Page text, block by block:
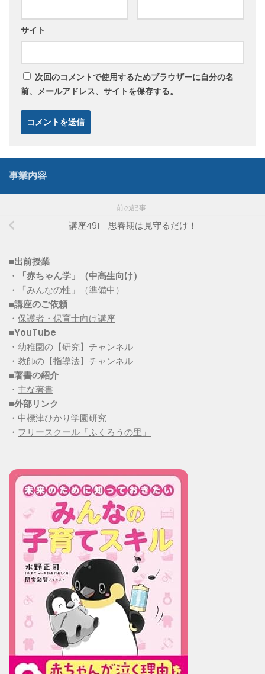
サイト
次回のコメントで使用するためブラウザーに自分の名
前、メールアドレス、サイトを保存する。
事業内容
前の記事
講座491 思春期は見守るだけ！
■出前授業
・
「赤ちゃん学」（中高生向け）
・「みんなの性」（準備中）
■講座のご依頼
・ 保護者・保育士向け講座
■YouTube
・ 幼稚園の【研究】チャンネル
・ 教師の【指導法】チャンネル
■著書の紹介
・ 主な著書
■外部リンク
・ 中標津ひかり学園研究
・ フリースクール「ふくろうの里」